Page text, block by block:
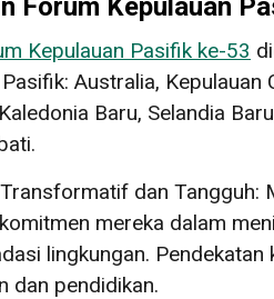
Kepulauan Pasifik ke-53
Australia,
Baru, Selandia
dan Tangguh:
mereka dalam
lingkungan.
dan pendidikan.